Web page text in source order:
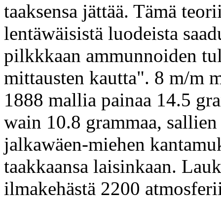
taaksensa jättää. Tämä
lentäwäisistä luodeista
pilkkkaan ammunnoiden
mittausten kautta". 8 m/m
1888 mallia painaa 14.5
wain 10.8 grammaa,
jalkawäen-miehen
taakkaansa laisinkaan.
ilmakehästä 2200